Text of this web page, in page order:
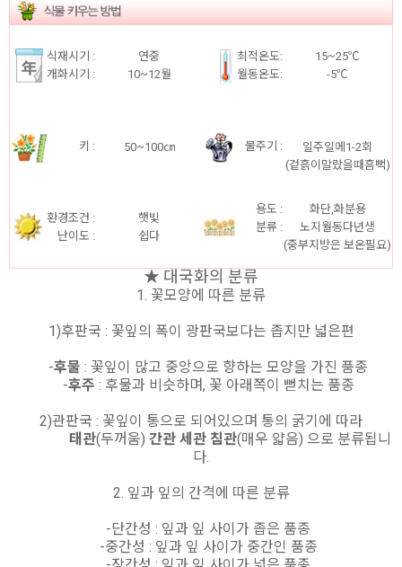
식재시기 :
개화시기 :
연중
10~12월
최적온도:
월동온도:
15~25℃
-5℃
키 : 50~100㎝ 물주기 :
일주일에1-2회
(겉흙이말랐을때흠뻑)
환경조건 :
난이도 :
햇빛
쉽다
용도 :
분류 :
화단,화분용
노지월동다년생
(중부지방은 보온필요)
★ 대국화의 분류
1. 꽃모양에 따른 분류
1)후판국 : 꽃잎의 폭이 광판국보다는 좁지만 넓은편
-후물 : 꽃잎이 많고 중앙으로 향하는 모양을 가진 품종
-후주 : 후물과 비슷하며, 꽃 아래쪽이 뻗치는 품종
2)관판국 : 꽃잎이 통으로 되어있으며 통의 굵기에 따라
태관(두꺼움) 간관 세관 침관(매우 얇음) 으로 분류됩니
다.
2. 잎과 잎의 간격에 따른 분류
-단간성 : 잎과 잎 사이가 좁은 품종
-중간성 : 잎과 잎 사이가 중간인 품종